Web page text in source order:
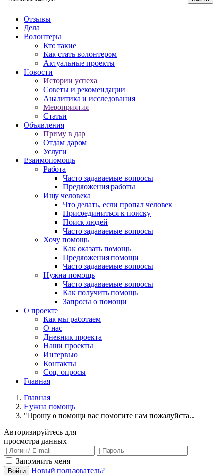
Отзывы
Дела
Волонтеры
Кто такие
Как стать волонтером
Актуальные проекты
Новости
Истории успеха
Советы и рекомендации
Аналитика и исследования
Мероприятия
Статьи
Объявления
Приму в дар
Отдам даром
Услуги
Взаимопомощь
Работа
Часто задаваемые вопросы
Предложения работы
Ищу человека
Что делать, если пропал человек
Присоединиться к поиску
Поиск людей
Часто задаваемые вопросы
Хочу помощь
Как оказать помощь
Предложения помощи
Часто задаваемые вопросы
Нужна помощь
Часто задаваемые вопросы
Как получить помощь
Запросы о помощи
О проекте
Как мы работаем
О нас
Дневник проекта
Наши проекты
Интервью
Контакты
Соц. опросы
Главная
Главная
Нужна помощь
"Прошу о помощи вас помогите нам пожалуйста...
Авторизируйтесь для
просмотра данных
Запомнить меня
Войти
Новый пользователь?